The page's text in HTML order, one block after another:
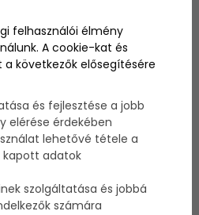
felhasználói élmény
A cookie-kat és
következők elősegítésére
és fejlesztése a jobb
elérése érdekében
lehetővé tétele a
kapott adatok
szolgáltatása és jobbá
számára